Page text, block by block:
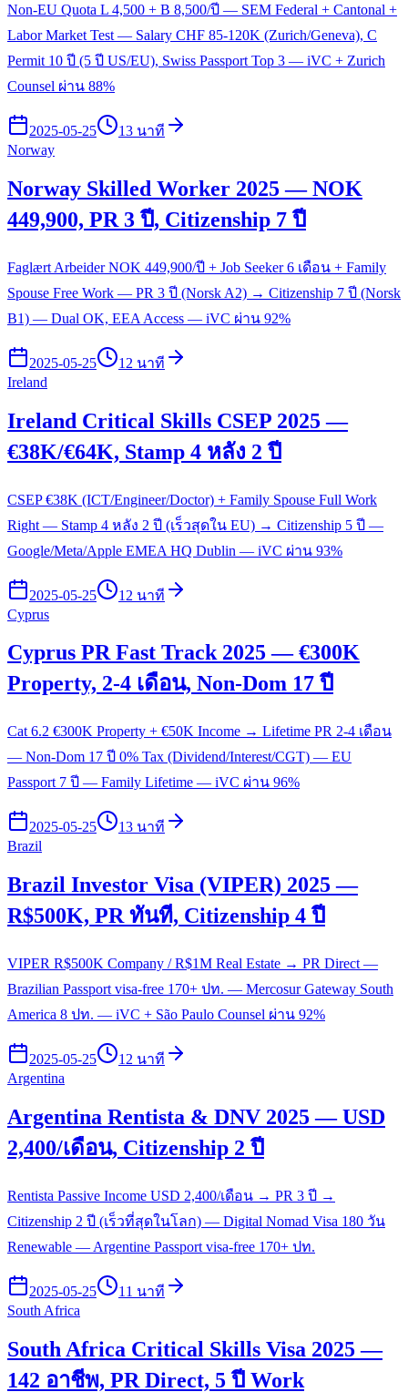
Non-EU Quota L 4,500 + B 8,500/ปี — SEM Federal + Cantonal +
Labor Market Test — Salary CHF 85-120K (Zurich/Geneva), C
Permit 10 ปี (5 ปี US/EU), Swiss Passport Top 3 — iVC + Zurich
Counsel ผ่าน 88%
2025-05-25
13 นาที
Norway
Norway Skilled Worker 2025 — NOK
449,900, PR 3 ปี, Citizenship 7 ปี
Faglært Arbeider NOK 449,900/ปี + Job Seeker 6 เดือน + Family
Spouse Free Work — PR 3 ปี (Norsk A2) → Citizenship 7 ปี (Norsk
B1) — Dual OK, EEA Access — iVC ผ่าน 92%
2025-05-25
12 นาที
Ireland
Ireland Critical Skills CSEP 2025 —
€38K/€64K, Stamp 4 หลัง 2 ปี
CSEP €38K (ICT/Engineer/Doctor) + Family Spouse Full Work
Right — Stamp 4 หลัง 2 ปี (เร็วสุดใน EU) → Citizenship 5 ปี —
Google/Meta/Apple EMEA HQ Dublin — iVC ผ่าน 93%
2025-05-25
12 นาที
Cyprus
Cyprus PR Fast Track 2025 — €300K
Property, 2-4 เดือน, Non-Dom 17 ปี
Cat 6.2 €300K Property + €50K Income → Lifetime PR 2-4 เดือน
— Non-Dom 17 ปี 0% Tax (Dividend/Interest/CGT) — EU
Passport 7 ปี — Family Lifetime — iVC ผ่าน 96%
2025-05-25
13 นาที
Brazil
Brazil Investor Visa (VIPER) 2025 —
R$500K, PR ทันที, Citizenship 4 ปี
VIPER R$500K Company / R$1M Real Estate → PR Direct —
Brazilian Passport visa-free 170+ ปท. — Mercosur Gateway South
America 8 ปท. — iVC + São Paulo Counsel ผ่าน 92%
2025-05-25
12 นาที
Argentina
Argentina Rentista & DNV 2025 — USD
2,400/เดือน, Citizenship 2 ปี
Rentista Passive Income USD 2,400/เดือน → PR 3 ปี →
Citizenship 2 ปี (เร็วที่สุดในโลก) — Digital Nomad Visa 180 วัน
Renewable — Argentine Passport visa-free 170+ ปท.
2025-05-25
11 นาที
South Africa
South Africa Critical Skills Visa 2025 —
142 อาชีพ, PR Direct, 5 ปี Work